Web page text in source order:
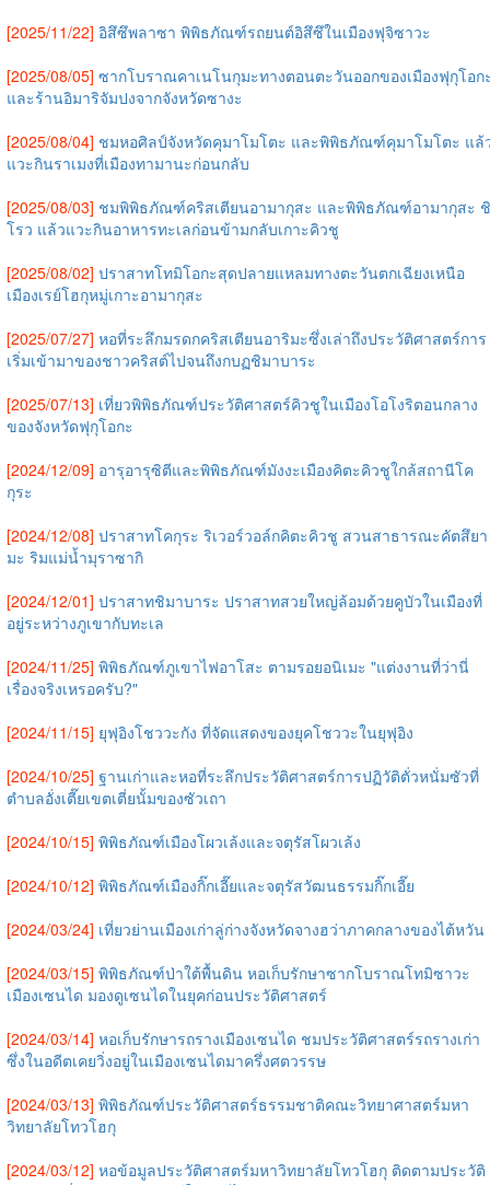
[2025/11/22] อิสึซึพลาซา พิพิธภัณฑ์รถยนต์อิสึซึในเมืองฟุจิซาวะ
[2025/08/05] ซากโบราณคาเนโนกุมะทางตอนตะวันออกของเมืองฟุกุโอก
และร้านอิมาริจัมปงจากจังหวัดซางะ
[2025/08/04] ชมหอศิลป์จังหวัดคุมาโมโตะ และพิพิธภัณฑ์คุมาโมโตะ แล้
แวะกินราเมงที่เมืองทามานะก่อนกลับ
[2025/08/03] ชมพิพิธภัณฑ์คริสเตียนอามากุสะ และพิพิธภัณฑ์อามากุสะ ชิ
โรว แล้วแวะกินอาหารทะเลก่อนข้ามกลับเกาะคิวชู
[2025/08/02] ปราสาทโทมิโอกะสุดปลายแหลมทางตะวันตกเฉียงเหนือ
เมืองเรย์โฮกุหมู่เกาะอามากุสะ
[2025/07/27] หอที่ระลึกมรดกคริสเตียนอาริมะซึ่งเล่าถึงประวัติศาสตร์การ
เริ่มเข้ามาของชาวคริสต์ไปจนถึงกบฏชิมาบาระ
[2025/07/13] เที่ยวพิพิธภัณฑ์ประวัติศาสตร์คิวชูในเมืองโอโงริตอนกลาง
ของจังหวัดฟุกุโอกะ
[2024/12/09] อารุอารุซิตีและพิพิธภัณฑ์มังงะเมืองคิตะคิวชูใกล้สถานีโค
กุระ
[2024/12/08] ปราสาทโคกุระ ริเวอร์วอล์กคิตะคิวชู สวนสาธารณะคัตสึยา
มะ ริมแม่น้ำมุราซากิ
[2024/12/01] ปราสาทชิมาบาระ ปราสาทสวยใหญ่ล้อมด้วยคูบัวในเมืองที่
อยู่ระหว่างภูเขากับทะเล
[2024/11/25] พิพิธภัณฑ์ภูเขาไฟอาโสะ ตามรอยอนิเมะ "แต่งงานที่ว่านี่
เรื่องจริงเหรอครับ?"
[2024/11/15] ยุฟุอิงโชววะกัง ที่จัดแสดงของยุคโชววะในยุฟุอิง
[2024/10/25] ฐานเก่าและหอที่ระลึกประวัติศาสตร์การปฏิวัติตั่วหนั่มซัวที่
ตำบลอั่งเตี๊ยเขตเตี่ยนั้มของซัวเถา
[2024/10/15] พิพิธภัณฑ์เมืองโผวเล้งและจตุรัสโผวเล้ง
[2024/10/12] พิพิธภัณฑ์เมืองกิ๊กเอี๊ยและจตุรัสวัฒนธรรมกิ๊กเอี๊ย
[2024/03/24] เที่ยวย่านเมืองเก่าลู่ก่างจังหวัดจางฮว่าภาคกลางของไต้หวัน
[2024/03/15] พิพิธภัณฑ์ป่าใต้พื้นดิน หอเก็บรักษาซากโบราณโทมิซาวะ
เมืองเซนได มองดูเซนไดในยุคก่อนประวัติศาสตร์
[2024/03/14] หอเก็บรักษารถรางเมืองเซนได ชมประวัติศาสตร์รถรางเก่า
ซึ่งในอดีตเคยวิ่งอยู่ในเมืองเซนไดมาครึ่งศตวรรษ
[2024/03/13] พิพิธภัณฑ์ประวัติศาสตร์ธรรมชาติคณะวิทยาศาสตร์มหา
วิทยาลัยโทวโฮกุ
[2024/03/12] หอข้อมูลประวัติศาสตร์มหาวิทยาลัยโทวโฮกุ ติดตามประวัติ